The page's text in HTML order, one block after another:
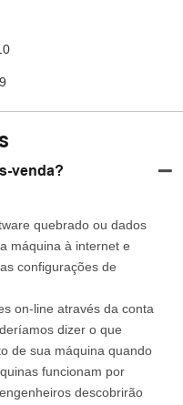
venda?
quebrado ou dados
máquina à internet e
configurações de
on-line através da conta
dizer o que
de sua máquina quando
funcionam por
descobrirão